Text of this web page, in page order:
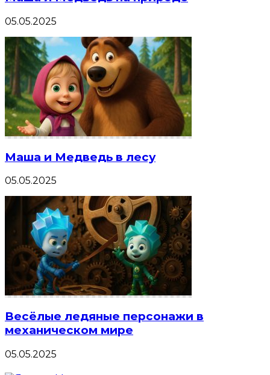
05.05.2025
Маша и Медведь в лесу
05.05.2025
Весёлые ледяные персонажи в
механическом мире
05.05.2025